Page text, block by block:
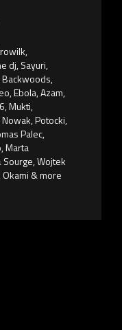
dj, Sayuri,
Backwoods,
Ebola, Azam,
Mukti,
Nowak, Potocki,
Palec,
Marta
Wojtek
Okami & more